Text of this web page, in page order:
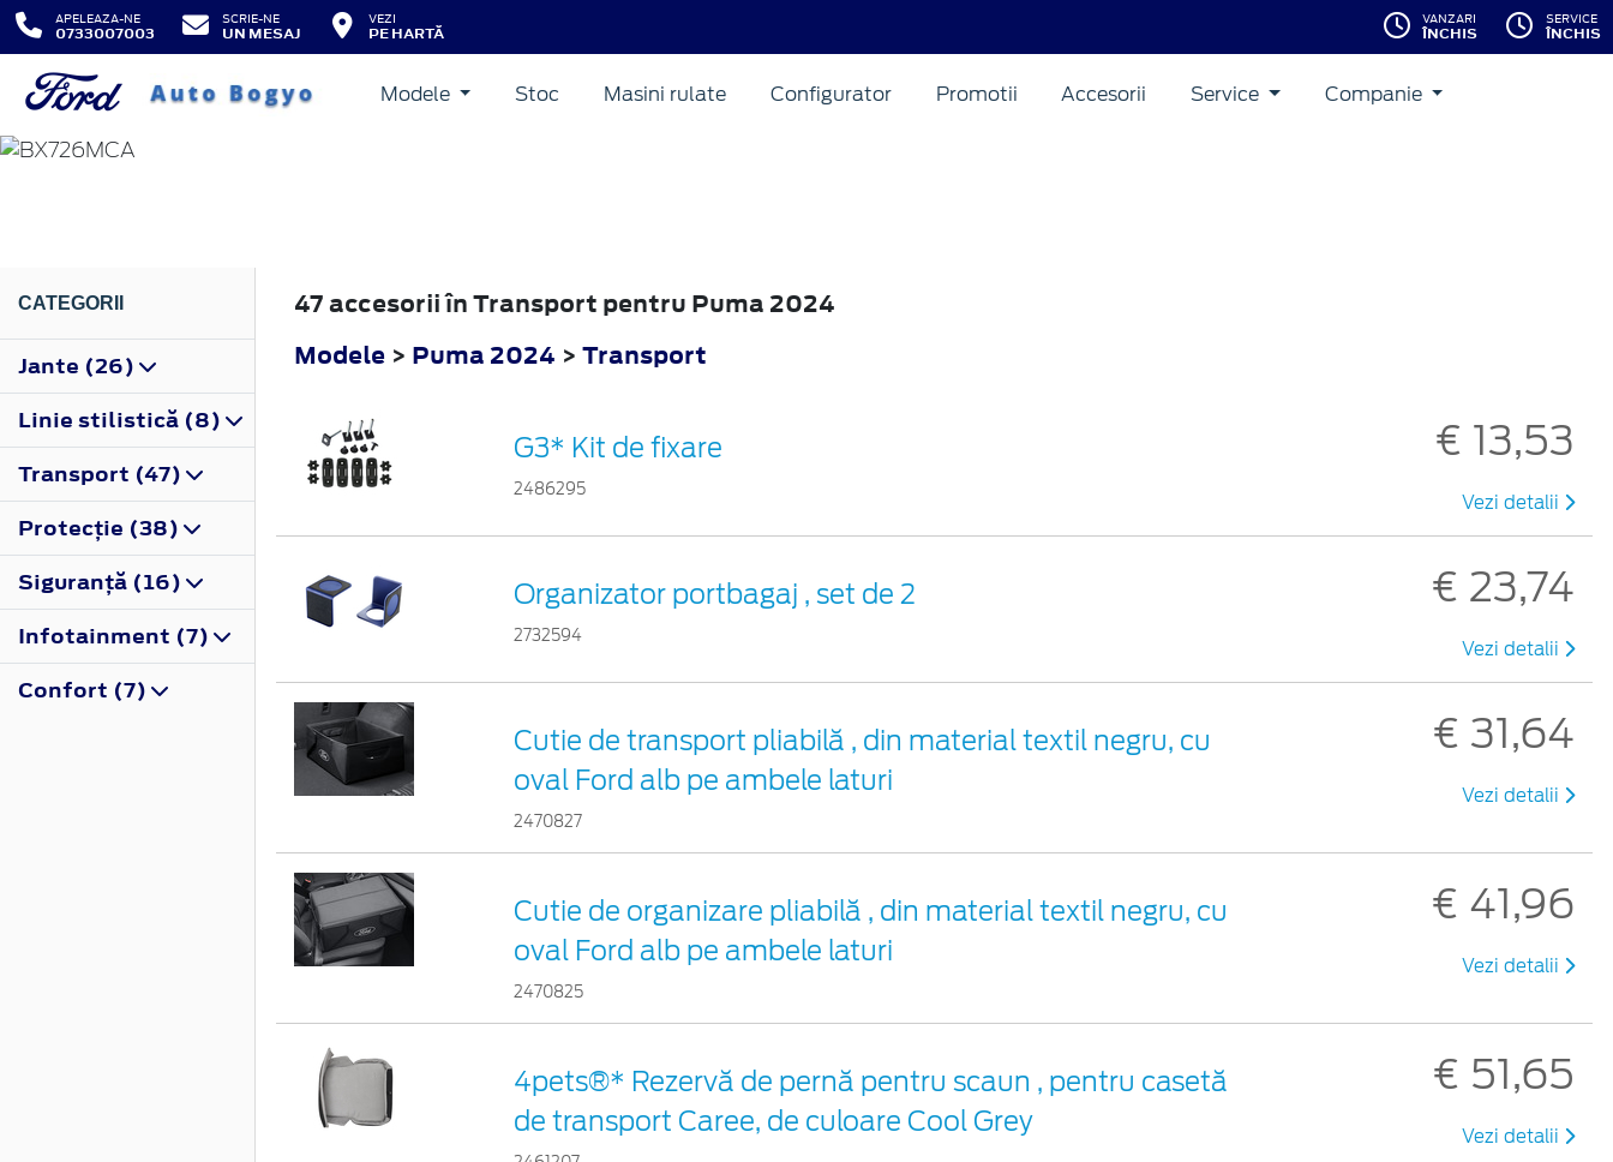
APELEAZA-NE
0733007003
SCRIE-NE
UN MESAJ
VEZI
PE HARTĂ
VANZARI
ÎNCHIS
SERVICE
ÎNCHIS
Modele Stoc Masini rulate Configurator Promotii Accesorii Service Companie
PUMA
CATEGORII
Jante (26)
Linie stilistică (8)
Transport (47)
Protecţie (38)
Siguranţă (16)
Infotainment (7)
Confort (7)
47 accesorii în Transport pentru Puma 2024
Modele > Puma 2024 > Transport
G3* Kit de fixare
2486295
€ 13,53
Vezi detalii
Organizator portbagaj , set de 2
2732594
€ 23,74
Vezi detalii
Cutie de transport pliabilă , din material textil negru, cu
oval Ford alb pe ambele laturi
2470827
€ 31,64
Vezi detalii
Cutie de organizare pliabilă , din material textil negru, cu
oval Ford alb pe ambele laturi
2470825
€ 41,96
Vezi detalii
4pets®* Rezervă de pernă pentru scaun , pentru casetă
de transport Caree, de culoare Cool Grey
€ 51,65
Vezi detalii